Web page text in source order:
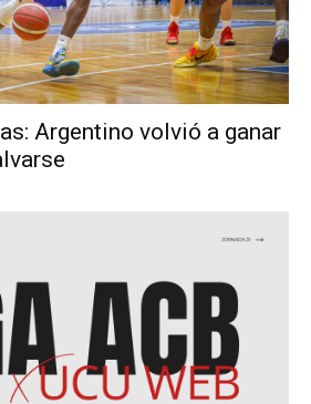
Argentino volvió a ganar